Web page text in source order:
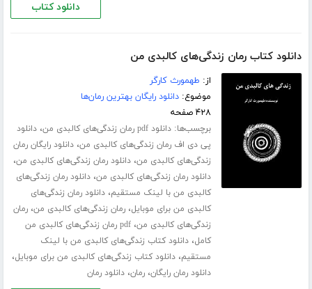
دانلود کتاب
دانلود کتاب رمان زندگی‌های کالبدی من
از: طهمورث کارگر
موضوع:دانلود رایگان بهترین رمان‌ها
۴۲۸ صفحه
برچسب‌ها:دانلود pdf رمان زندگی‌های کالبدی من ،دانلود
پی دی اف رمان زندگی‌های کالبدی من،دانلود رایگان رمان
زندگی‌های کالبدی من،دانلود رمان زندگی‌های کالبدی من،
دانلود رمان زندگی‌های کالبدی من،دانلود رمان زندگی‌های
کالبدی من با لینک مستقیم،دانلود رمان زندگی‌های
کالبدی من برای موبایل،رمان زندگی‌های کالبدی من،رمان
زندگی‌های کالبدی من،
pdf رمان زندگی‌های کالبدی من
کامل،دانلود کتاب زندگی‌های کالبدی من با لینک
مستقیم،دانلود کتاب زندگی‌های کالبدی من برای موبایل،
دانلود رمان رایگان،رمان،دانلود رمان